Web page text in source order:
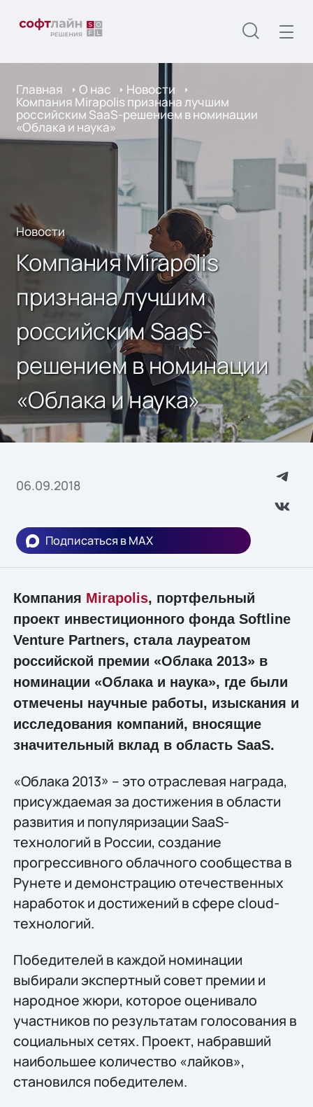
Главная О нас Новости
Компания Mirapolis признана лучшим
российским SaaS-решением в номинации
«Облака и наука»
Новости
Компания Mirapolis
признана лучшим
российским SaaS-
решением в номинации
«Облака и наука»
06.09.2018
Подписаться в MAX
Компания Mirapolis, портфельный
проект инвестиционного фонда Softline
Venture Partners, стала лауреатом
российской премии «Облака 2013» в
номинации «Облака и наука», где были
отмечены научные работы, изыскания и
исследования компаний, вносящие
значительный вклад в область SaaS.
«Облака 2013» – это отраслевая награда,
присуждаемая за достижения в области
развития и популяризации SaaS-
технологий в России, создание
прогрессивного облачного сообщества в
Рунете и демонстрацию отечественных
наработок и достижений в сфере cloud-
технологий.
Победителей в каждой номинации
выбирали экспертный совет премии и
народное жюри, которое оценивало
участников по результатам голосования в
социальных сетях. Проект, набравший
наибольшее количество «лайков»,
становился победителем.